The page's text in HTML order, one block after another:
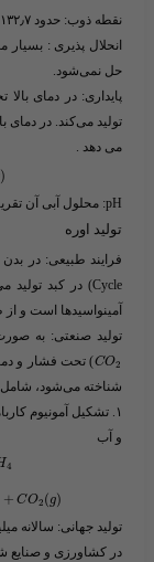
نقطه ذوب: حدود ۱۳۲٫۷ درجه سانتی‌گراد
انحلال پذیری : بسیار
حل نمی‌شود.
پایداری: در دمای بالا
می دهد .
)
pH: محلول آبی آن تقریباً
تولید اوره
فرایند طبیعی
Cycle) در کبد تولید می‌شود. این ترکیب محصول نهایی متابولیسم
آمینواسیدها است و
تولید صنعتی: به
CO2 ​) تحت فشار و
شناخته می‌شود،
۱. تشکیل آمونیوم کاربامات (​
و آب
4
+ CO2 (g)
تولید جهانی: سالانه
در کشاورزی و صنایع